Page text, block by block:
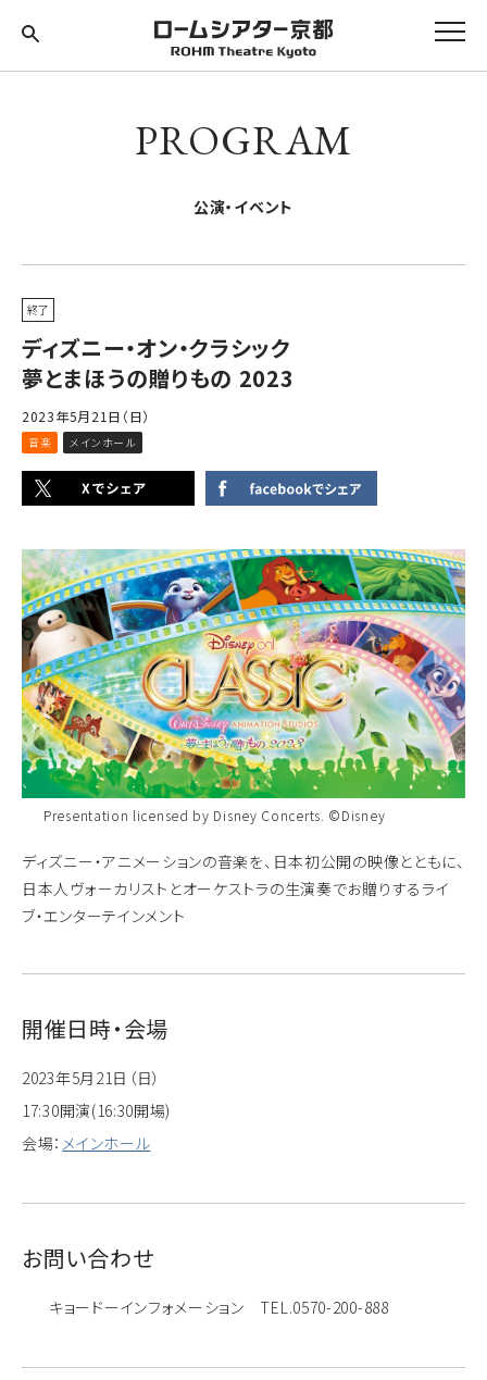
PROGRAM
公演・イベント
終了
ディズニー・オン・クラシック
夢とまほうの贈りもの 2023
2023年5月21日（日）
音楽 メインホール
Presentation licensed by Disney Concerts. ©Disney
ディズニー・アニメーションの音楽を、日本初公開の映像とともに、
日本人ヴォーカリストとオーケストラの生演奏でお贈りするライ
ブ・エンターテインメント
開催日時・会場
2023年5月21日（日）
17:30開演(16:30開場)
会場： メインホール
お問い合わせ
キョードーインフォメーション TEL.0570-200-888